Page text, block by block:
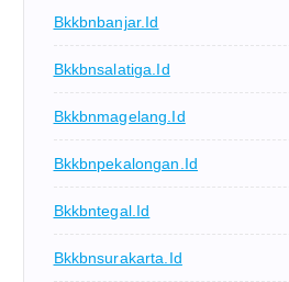
Bkkbnbanjar.id
Bkkbnsalatiga.id
Bkkbnmagelang.id
Bkkbnpekalongan.id
Bkkbntegal.id
Bkkbnsurakarta.id